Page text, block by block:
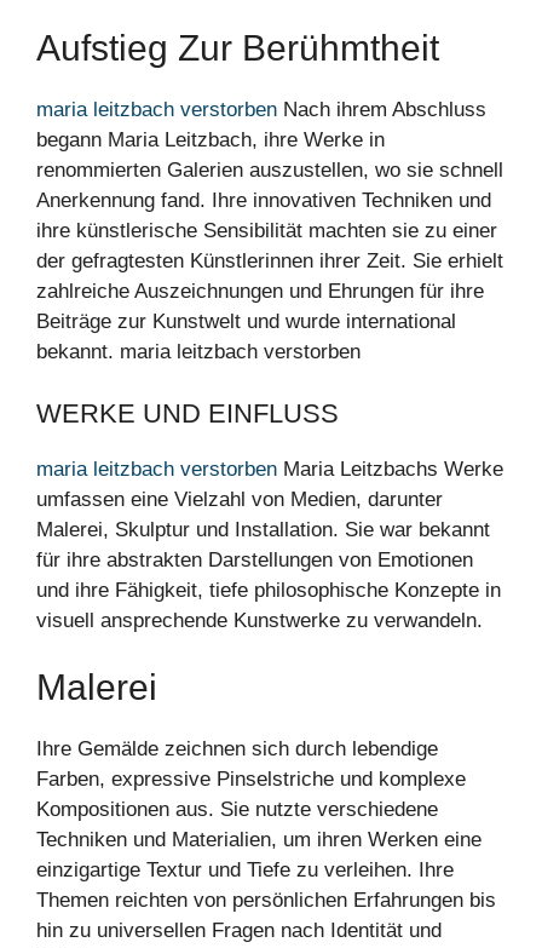
Aufstieg Zur Berühmtheit
maria leitzbach verstorben Nach ihrem Abschluss
begann Maria Leitzbach, ihre Werke in
renommierten Galerien auszustellen, wo sie schnell
Anerkennung fand. Ihre innovativen Techniken und
ihre künstlerische Sensibilität machten sie zu einer
der gefragtesten Künstlerinnen ihrer Zeit. Sie erhielt
zahlreiche Auszeichnungen und Ehrungen für ihre
Beiträge zur Kunstwelt und wurde international
bekannt. maria leitzbach verstorben
WERKE UND EINFLUSS
maria leitzbach verstorben Maria Leitzbachs Werke
umfassen eine Vielzahl von Medien, darunter
Malerei, Skulptur und Installation. Sie war bekannt
für ihre abstrakten Darstellungen von Emotionen
und ihre Fähigkeit, tiefe philosophische Konzepte in
visuell ansprechende Kunstwerke zu verwandeln.
Malerei
Ihre Gemälde zeichnen sich durch lebendige
Farben, expressive Pinselstriche und komplexe
Kompositionen aus. Sie nutzte verschiedene
Techniken und Materialien, um ihren Werken eine
einzigartige Textur und Tiefe zu verleihen. Ihre
Themen reichten von persönlichen Erfahrungen bis
hin zu universellen Fragen nach Identität und